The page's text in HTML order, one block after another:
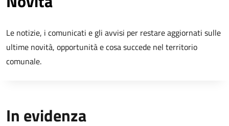
Le notizie, i comunicati e gli avvisi per restare aggiornati sulle
ultime novità, opportunità e cosa succede nel territorio
comunale.
In evidenza